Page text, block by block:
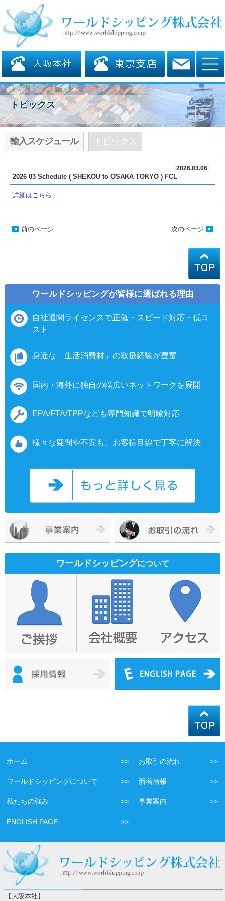
トピックス
輸入スケジュール トピックス
2026 03 Schedule ( SHEKOU to OSAKA TOKYO ) FCL
2026.03.06
詳細はこちら
前のページ 次のページ
ワールドシッピングが皆様に選ばれる理由
自社通関ライセンスで正確・スピード対応・低コ
スト
身近な「生活消費材」の取扱経験が豊富
国内・海外に独自の幅広いネットワークを展開
EPA/FTA/TPPなども専門知識で明瞭対応
様々な疑問や不安も、お客様目線で丁寧に解決
ワールドシッピングについて
ホーム お取引の流れ
ワールドシッピングについて 新着情報
私たちの強み 事業案内
ENGLISH PAGE
【大阪本社】